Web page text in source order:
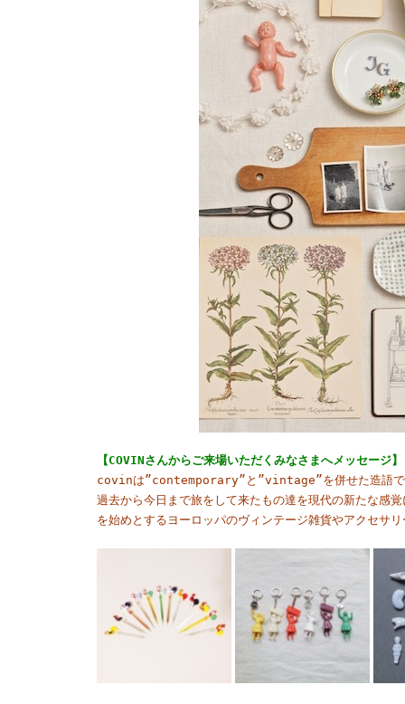
【COVINさんからご来場いただくみなさまへメッセージ】
covinは”contemporary”と”vintage”を併せた造語で
過去から今日まで旅をして来たもの達を現代の新たな感
を始めとするヨーロッパのヴィンテージ雑貨やアクセサ